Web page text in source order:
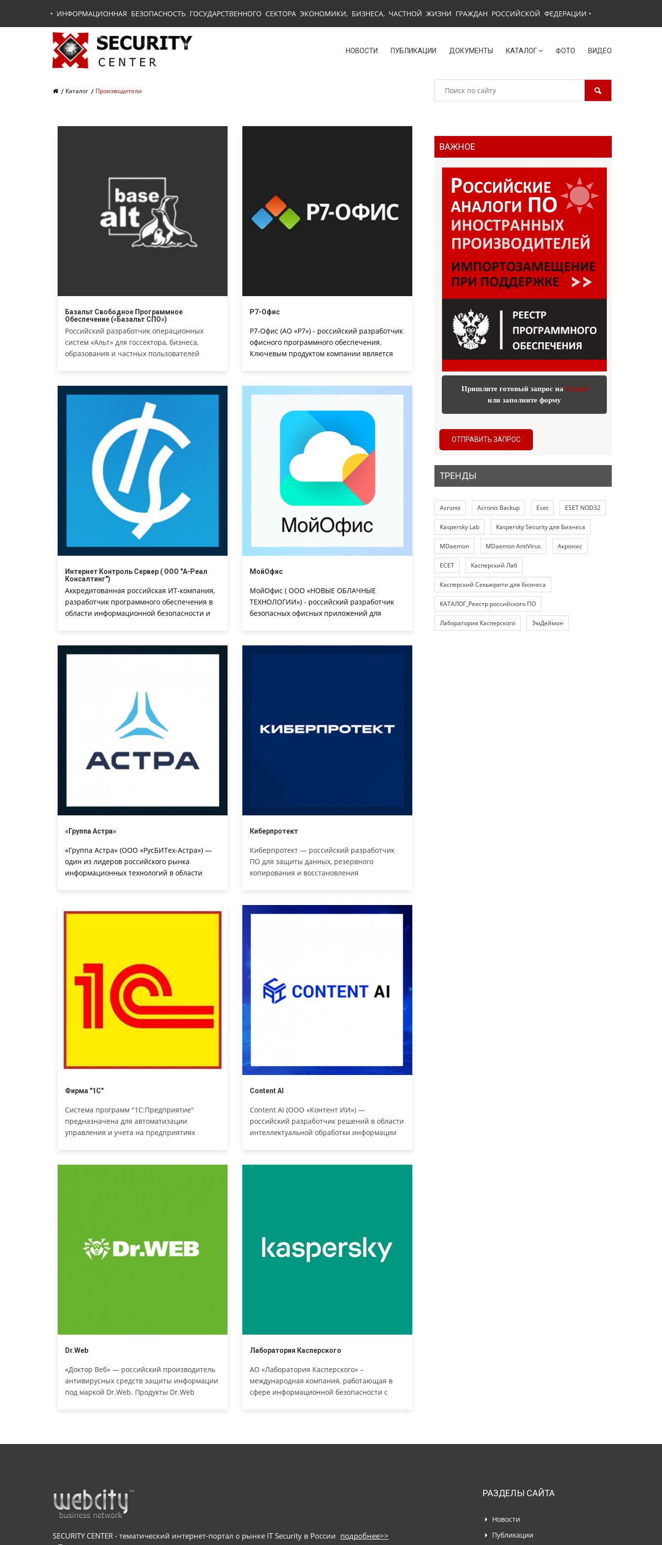
• ИНФОРМАЦИОННАЯ БЕЗОПАСНОСТЬ ГОСУДАРСТВЕННОГО СЕКТОРА ЭКОНОМИКИ, БИЗНЕСА, ЧАСТНОЙ ЖИЗНИ ГРАЖДАН РОССИЙСКОЙ ФЕДЕРАЦИИ •
НОВОСТИ ПУБЛИКАЦИИ ДОКУМЕНТЫ КАТАЛОГ ФОТО ВИДЕО
Каталог Производители
Базальт Свободное Программное
Обеспечение («Базальт СПО»)
Российский разработчик операционных
систем «Альт» для госсектора, бизнеса,
образования и частных пользователей
Р7-Офис
Р7-Офис (АО «Р7») - российский разработчик
офисного программного обеспечения.
Ключевым продуктом компании является
программ.
Интернет Контроль Сервер ( ООО "А-Реал
Консалтинг")
Аккредитованная российская ИТ-компания,
разработчик программного обеспечения в
области информационной безопасности и
МойОфис
МойОфис ( ООО «НОВЫЕ ОБЛАЧНЫЕ
ТЕХНОЛОГИИ») - российский разработчик
безопасных офисных приложений для
мобильных приложений. За 10+ лет мы
«Группа Астра»
«Группа Астра» (ООО «РусБИТех-Астра») —
один из лидеров российского рынка
информационных технологий в области
Киберпротект
Киберпротект — российский разработчик
ПО для защиты данных, резервного
копирования и восстановления
мирового уровня для надежной
Фирма "1С"
Система программ "1С:Предприятие"
предназначена для автоматизации
управления и учета на предприятиях
Content AI
Content AI (ООО «Контент ИИ») —
российский разработчик решений в области
интеллектуальной обработки информации
Dr.Web
«Доктор Веб» — российский производитель
антивирусных средств защиты информации
под маркой Dr.Web. Продукты Dr.Web
Лаборатория Касперского
АО «Лаборатория Касперского» –
международная компания, работающая в
сфере информационной безопасности с
ВАЖНОЕ
Пришлите готовый запрос на E-mail
или заполните форму
ОТПРАВИТЬ ЗАПРОС
ТРЕНДЫ
Acronis Acronis Backup Eset ESET NOD32
Kaspersky Lab Kaspersky Security для Бизнеса
MDaemon MDaemon AntiVirus Акронис
ЕСЕТ Касперский Лаб
Касперский Секьюрити для бизнеса
КАТАЛОГ_Реестр российского ПО
Лаборатория Касперского ЭмДеймон
SECURITY CENTER - тематический интернет-портал о рынке IT Security в России подробнее>>
РАЗДЕЛЫ САЙТА
Новости
Публикации